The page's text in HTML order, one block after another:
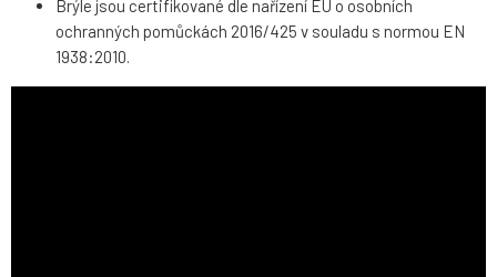
Brýle jsou certifikované dle nařízení EU o osobních
ochranných pomůckách 2016/425 v souladu s normou EN
1938:2010.